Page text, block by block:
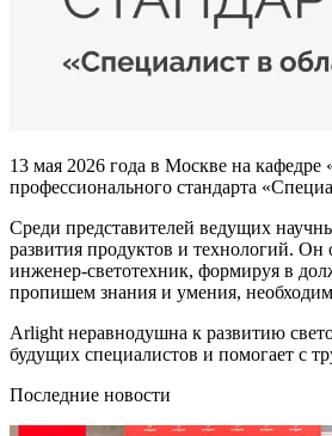
13 мая 2026 года в Москве на
профессионального стандарта
Среди представителей ведущих
развития продуктов и технологий. Он
инженер-светотехник, формируя в
пропишем знания и умения,
Arlight неравнодушна к развитию
будущих специалистов и помогает с
Последние новости